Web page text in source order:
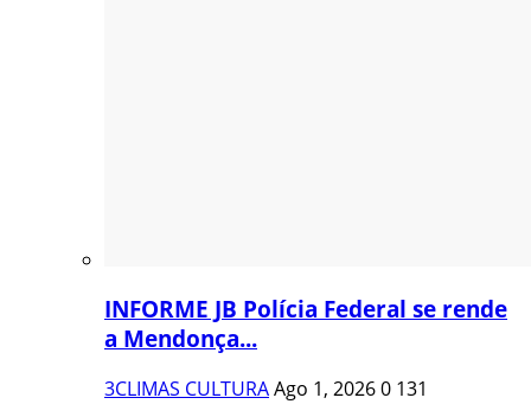
INFORME JB Polícia Federal se rende
a Mendonça...
3CLIMAS CULTURAAgo 1, 20260 131